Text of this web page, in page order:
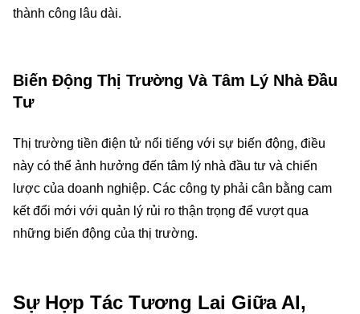
thành công lâu dài.
Biến Động Thị Trường Và Tâm Lý Nhà Đầu
Tư
Thị trường tiền điện tử nổi tiếng với sự biến động, điều
này có thể ảnh hưởng đến tâm lý nhà đầu tư và chiến
lược của doanh nghiệp. Các công ty phải cân bằng cam
kết đổi mới với quản lý rủi ro thận trọng để vượt qua
những biến động của thị trường.
Sự Hợp Tác Tương Lai Giữa AI,